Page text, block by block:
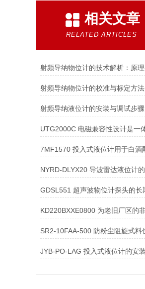
相关文章
RELATED ARTICLES
射频导纳物位计的校准与标定方法
射频导纳液位计的安装与调试步骤